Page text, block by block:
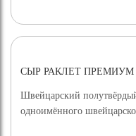
СЫР РАКЛЕТ ПРЕМИУМ
Швейцарский
одноимённого